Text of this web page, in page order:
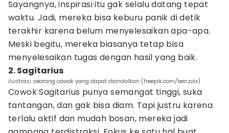
Sayangnya, inspirasi itu gak selalu datang tepat
waktu. Jadi, mereka bisa keburu panik di detik
terakhir karena belum menyelesaikan apa-apa.
Meski begitu, mereka biasanya tetap bisa
menyelesaikan tugas dengan hasil yang baik.
2. Sagitarius
ilustrasi seorang cowok yang dapat diandalkan (freepik.com/benzoix)
Cowok Sagitarius punya semangat tinggi, suka
tantangan, dan gak bisa diam. Tapi justru karena
terlalu aktif dan mudah bosan, mereka jadi